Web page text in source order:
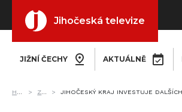
Jihočeská televize
JIŽNÍ ČECHY AKTUÁLNĚ
HOME ZPRÁVY JIHOČESKÝ KRAJ INVESTUJE DALŠÍCH VÍCE NEŽ 6 MILIONŮ KORUN